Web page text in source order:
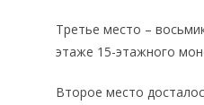
Третье место –
этаже 15-этажного
Второе место